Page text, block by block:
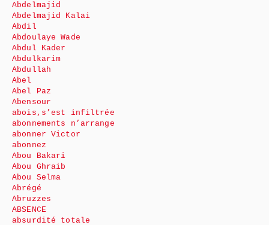
Abdelmajid
Abdelmajid Kalai
Abdil
Abdoulaye Wade
Abdul Kader
Abdulkarim
Abdullah
Abel
Abel Paz
Abensour
abois,s’est infiltrée
abonnements n’arrange
abonner Victor
abonnez
Abou Bakari
Abou Ghraib
Abou Selma
Abrégé
Abruzzes
ABSENCE
absurdité totale